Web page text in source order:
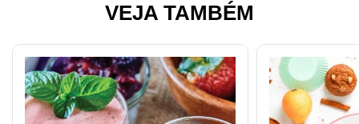
VEJA TAMBÉM